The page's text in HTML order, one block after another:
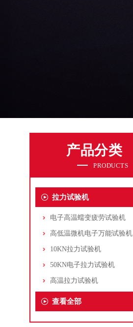
产品分类
PRODUCTS
拉力试验机
电子高温蠕变疲劳试验机
高低温微机电子万能试验机
10KN拉力试验机
50KN电子拉力试验机
高温拉力试验机
查看全部